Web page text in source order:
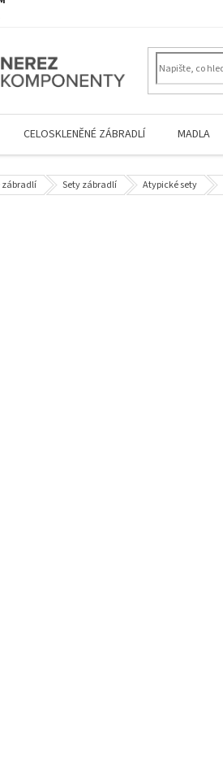
CELOSKLENĚNÉ ZÁBRADLÍ MADLA
zábradlí Sety zábradlí Atypické sety